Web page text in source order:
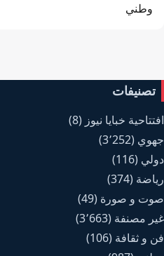
وطني
تصنيفات
افتتاحية خبايا نيوز (8)
جهوي (3٬252)
دولي (116)
رياضة (374)
صوت و صورة (49)
غير مصنفة (3٬663)
فن و ثقافة (106)